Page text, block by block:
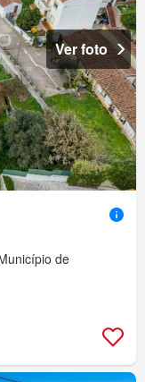
Ver foto
de